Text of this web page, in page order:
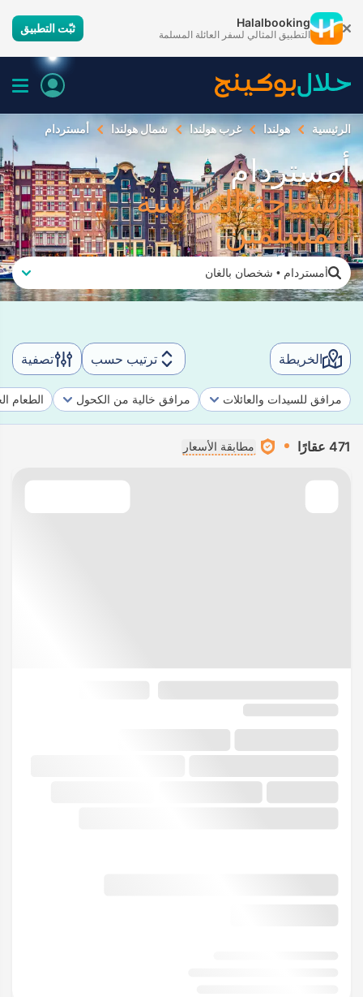
Halalbooking
التطبيق المثالي لسفر العائلة المسلمة ثبّت التطبيق
الرئيسية هولندا غرب هولندا شمال هولندا أمستردام
أمستردام
السياحة المناسبة
للمسلمين
أمستردام • شخصان بالغان
الخريطة ترتيب حسب تصفية
مرافق للسيدات والعائلات مرافق خالية من الكحول الطعام
471 عقارًا مطابقة الأسعار